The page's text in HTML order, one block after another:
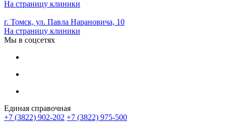
На страницу клиники
г. Томск, ул. Павла Нарановича, 10
На страницу клиники
Мы в соцсетях
Единая справочная
+7 (3822) 902-202 +7 (3822) 975-500